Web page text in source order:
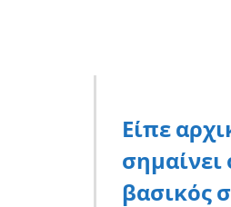
Είπε
σημαίνει
βασικός